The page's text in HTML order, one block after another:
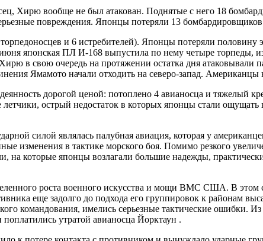
Хирю вообще не был атакован. Поднятые с него 18
повреждения. Японцы потеряли 13
и 6 истребителей). Японцы потеряли половину
японская ПЛ И-168 выпустила по нему четыре торпеды,
в свою очередь на протяжении остатка дня атаковывали
Ямамото начали отходить на северо-запад.
доpoгoй ценой: потоплено 4 авианосца и тяжелый
острый недостаток в которых японцы стали
силой являлась палубная авиация, которая у
изменения в тактике морского боя. Помимо резкого
которые японцы возлагали большие надежды,
роста военного искусства и мощи ВМС США. В
еще задолго до подхода его группировок к районам
командования, имелись серьезные тактические ошибки.
утратой авианосца Йорктаун .